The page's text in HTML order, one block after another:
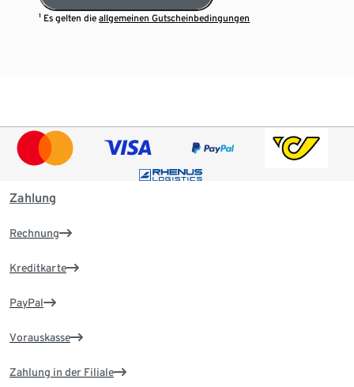
¹ Es gelten dieallgemeinen Gutscheinbedingungen
Zahlung
Rechnung
Kreditkarte
PayPal
Vorauskasse
Zahlung in der Filiale